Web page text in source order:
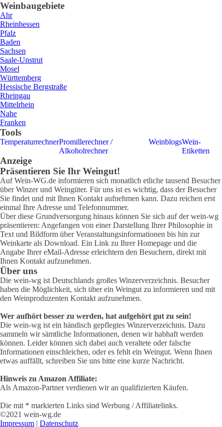
Weinbaugebiete
Ahr
Rheinhessen
Pfalz
Baden
Sachsen
Saale-Unstrut
Mosel
Württemberg
Hessische Bergstraße
Rheingau
Mittelrhein
Nahe
Franken
Tools
TemperaturrechnerPromillerechner /
Alkoholrechner
WeinblogsWein-
Etiketten
Anzeige
Präsentieren Sie Ihr Weingut!
Auf Wein-WG.de informieren sich monatlich etliche tausend Besucher
über Winzer und Weingüter. Für uns ist es wichtig, dass der Besucher
Sie findet und mit Ihnen Kontakt aufnehmen kann. Dazu reichen erst
einmal Ihre Adresse und Telefonnummer.
Über diese Grundversorgung hinaus können Sie sich auf der wein-wg
präsentieren: Angefangen von einer Darstellung Ihrer Philosophie in
Text und Bildform über Veranstaltungsinformationen bis hin zur
Weinkarte als Download. Ein Link zu Ihrer Homepage und die
Angabe Ihrer eMail-Adresse erleichtern den Besuchern, direkt mit
Ihnen Kontakt aufzunehmen.
Über uns
Die wein-wg ist Deutschlands großes Winzerverzeichnis. Besucher
haben die Möglichkeit, sich über ein Weingut zu informieren und mit
den Weinproduzenten Kontakt aufzunehmen.
Wer aufhört besser zu werden, hat aufgehört gut zu sein!
Die wein-wg ist ein händisch gepflegtes Winzerverzeichnis. Dazu
sammeln wir sämtliche Informationen, denen wir habhaft werden
können. Leider können sich dabei auch veraltete oder falsche
Informationen einschleichen, oder es fehlt ein Weingut. Wenn Ihnen
etwas auffällt, schreiben Sie uns bitte eine kurze Nachricht.
Hinweis zu Amazon Affiliate:
Als Amazon-Partner verdienen wir an qualifizierten Käufen.
Die mit * markierten Links sind Werbung / Affiliatelinks.
©2021 wein-wg.de
Impressum | Datenschutz